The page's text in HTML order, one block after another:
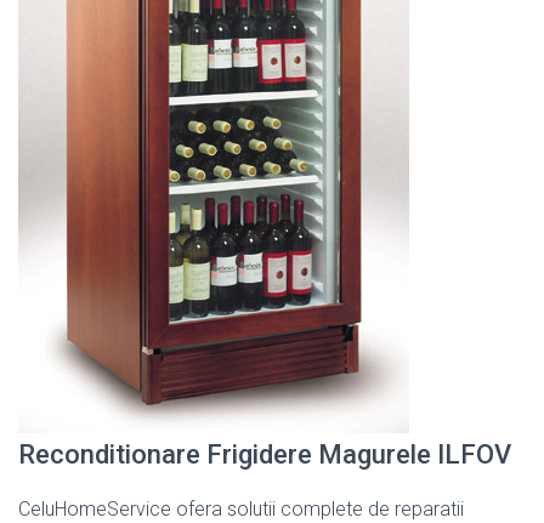
Reconditionare Frigidere Magurele ILFOV
CeluHomeService ofera solutii complete de reparatii